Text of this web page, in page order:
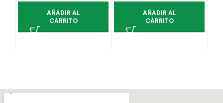
AÑADIR AL
CARRITO
AÑADIR AL
CARRITO